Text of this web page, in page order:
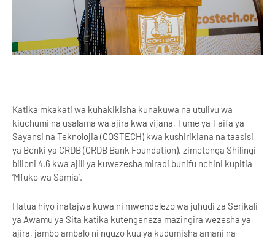
Katika mkakati wa kuhakikisha kunakuwa na utulivu wa
kiuchumi na usalama wa ajira kwa vijana, Tume ya Taifa ya
Sayansi na Teknolojia (COSTECH) kwa kushirikiana na taasisi
ya Benki ya CRDB (CRDB Bank Foundation), zimetenga Shilingi
bilioni 4.6 kwa ajili ya kuwezesha miradi bunifu nchini kupitia
‘Mfuko wa Samia’.
Hatua hiyo inatajwa kuwa ni mwendelezo wa juhudi za Serikali
ya Awamu ya Sita katika kutengeneza mazingira wezesha ya
ajira, jambo ambalo ni nguzo kuu ya kudumisha amani na